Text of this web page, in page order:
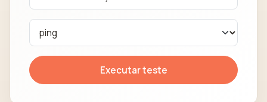
Executar teste